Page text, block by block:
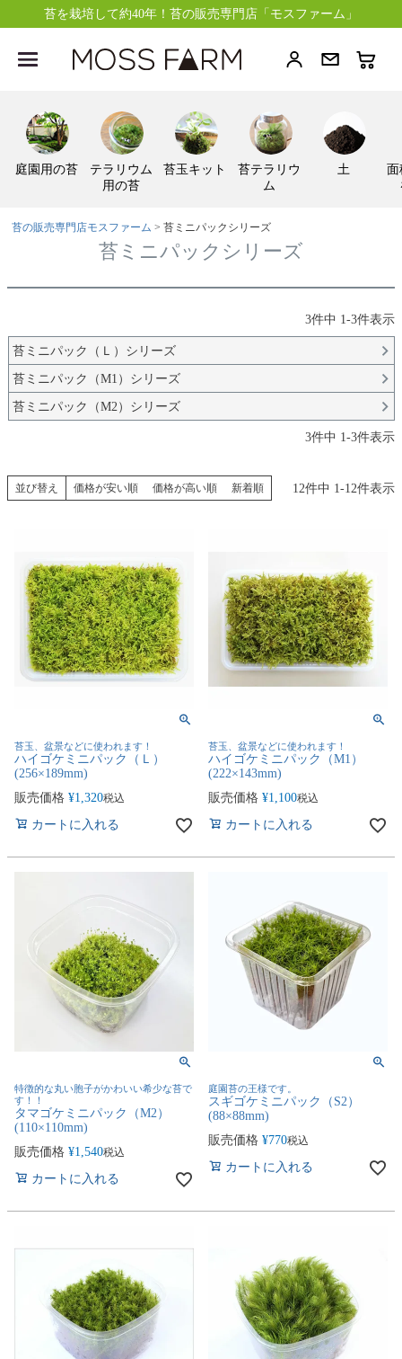
苔を栽培して約40年！苔の販売専門店「モスファーム」
庭園用の苔
テラリウム
用の苔
苔玉キット
苔テラリウ
ム
土
苔の販売専門店モスファーム 苔ミニパックシリーズ
苔ミニパックシリーズ
3件中 1-3件表示
苔ミニパック（Ｌ）シリーズ
苔ミニパック（M1）シリーズ
苔ミニパック（M2）シリーズ
3件中 1-3件表示
並び替え 価格が安い順 価格が高い順 新着順 12件中 1 -12件表示
苔玉、盆景などに使われます！
ハイゴケミニパック（Ｌ）
(256×189mm)
販売価格 ¥1,320税込
カートに入れる
苔玉、盆景などに使われます！
ハイゴケミニパック（M1）
(222×143mm)
販売価格 ¥1,100税込
カートに入れる
特徴的な丸い胞子がかわいい希少な苔で
す！！
タマゴケミニパック（M2）
(110×110mm)
販売価格 ¥1,540税込
カートに入れる
庭園苔の王様です。
スギゴケミニパック（S2）
(88×88mm)
販売価格 ¥770税込
カートに入れる